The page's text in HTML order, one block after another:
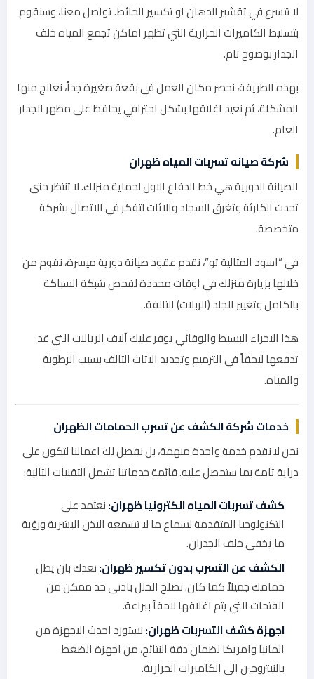
لا تتسرع في تقشير الدهان او تكسير الحائط. تواصل معنا، وسنقوم
بتسليط الكاميرات الحرارية التي تظهر اماكن تجمع المياه خلف
الجدار بوضوح تام.
بهذه الطريقة، نحصر مكان العمل في بقعة صغيرة جداً، نعالج منها
المشكلة، ثم نعيد اغلاقها بشكل احترافي يحافظ على مظهر الجدار
العام.
شركة صيانه تسربات المياه ظهران
الصيانة الدورية هي خط الدفاع الاول لحماية منزلك. لا تنتظر حتى
تحدث الكارثة وتغرق السجاد والاثاث لتفكر في الاتصال بشركة
متخصصة.
في “اسود المثالية تو”، نقدم عقود صيانة دورية ميسرة، نقوم من
خلالها بزيارة منزلك في اوقات محددة لفحص شبكة السباكة
بالكامل وتغيير الجلد (الربلات) التالفة.
هذا الاجراء البسيط والوقائي يوفر عليك آلاف الريالات التي قد
تدفعها لاحقاً في الترميم وتجديد الاثاث التالف بسبب الرطوبة
والمياه.
خدمات شركة الكشف عن تسرب الحمامات الظهران
نحن لا نقدم خدمة واحدة مبهمة، بل نفصل لك اعمالنا لتكون على
دراية تامة بما ستحصل عليه. قائمة خدماتنا تشمل التقنيات التالية:
كشف تسربات المياه الكترونيا ظهران:نعتمد على
التكنولوجيا المتقدمة لسماع ما لا تسمعه الاذن البشرية ورؤية
ما يخفى خلف الجدران.
الكشف عن التسرب بدون تكسير ظهران:نعدك بان يظل
حمامك جميلاً كما كان. نصلح الخلل بادنى حد ممكن من
الفتحات التي يتم اغلاقها لاحقاً ببراعة.
اجهزة كشف التسربات ظهران:نستورد احدث الاجهزة من
المانيا وامريكا لضمان دقة النتائج، من اجهزة الضغط
بالنيتروجين الى الكاميرات الحرارية.